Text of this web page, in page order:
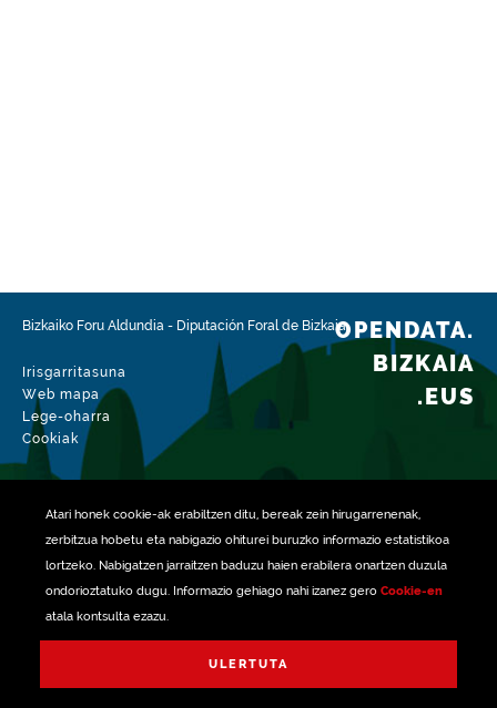
Atari honek cookie-ak erabiltzen ditu, bereak zein hirugarrenenak,
zerbitzua hobetu eta nabigazio ohiturei buruzko informazio estatistikoa
lortzeko. Nabigatzen jarraitzen baduzu haien erabilera onartzen duzula
ondorioztatuko dugu. Informazio gehiago nahi izanez gero Cookie-en
atala kontsulta ezazu.
ULERTUTA
Bizkaiko Foru Aldundia - Diputación Foral de Bizkaia
Irisgarritasuna
Web mapa
Lege-oharra
Cookiak
OPENDATA.
BIZKAIA
.EUS